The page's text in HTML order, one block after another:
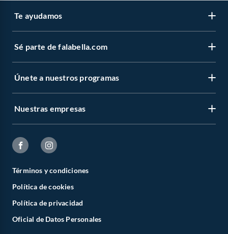
Te ayudamos
Sé parte de falabella.com
Únete a nuestros programas
Nuestras empresas
Términos y condiciones
Política de cookies
Política de privacidad
Oficial de Datos Personales